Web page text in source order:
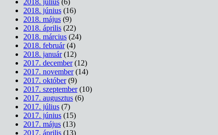
2018. július (6)
2018. június (16)
2018. május (9)
2018. április (22)
2018. március (24)
2018. február(4)
2018. január(12)
2017. december(12)
2017. november(14)
2017. október(9)
2017. szeptember(10)
2017. augusztus (6)
2017. július (7)
2017. június (15)
2017. május (13)
2017. április (13)